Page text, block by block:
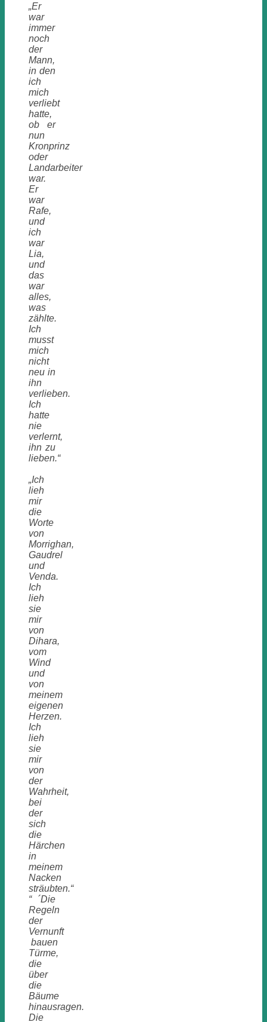
„Er
war
immer
noch
der
Mann,
in den
ich
mich
verliebt
hatte,
ob er
nun
Kronprinz
oder
Landarbeiter
war.
Er
war
Rafe,
und
ich
war
Lia,
und
das
war
alles,
was
zählte.
Ich
musst
mich
nicht
neu in
ihn
verlieben.
Ich
hatte
nie
verlernt,
ihn zu
lieben.“
„Ich
lieh
mir
die
Worte
von
Morrighan,
Gaudrel
und
Venda.
Ich
lieh
sie
mir
von
Dihara,
vom
Wind
und
von
meinem
eigenen
Herzen.
Ich
lieh
sie
mir
von
der
Wahrheit,
bei
der
sich
die
Härchen
in
meinem
Nacken
sträubten.“
“ ´Die
Regeln
der
Vernunft
bauen
Türme,
die
über
die
Bäume
hinausragen.
Die